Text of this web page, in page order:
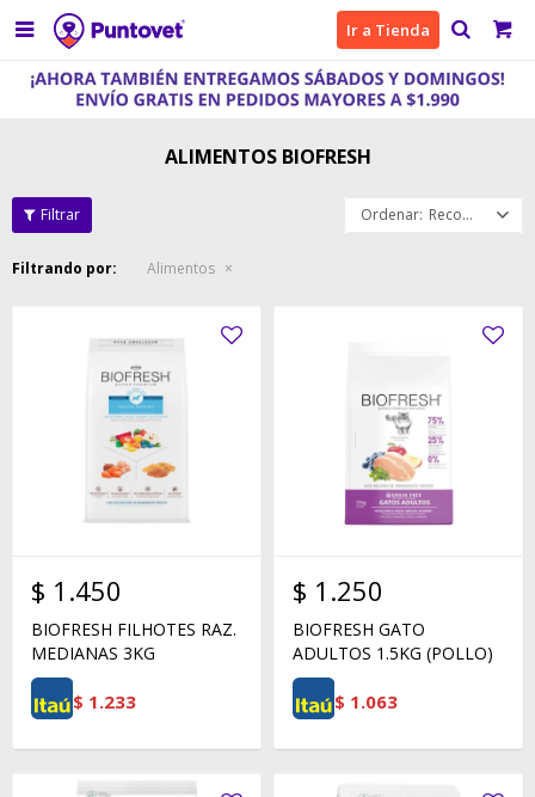
 Ir a Tienda
ALIMENTOS BIOFRESH
Recomendados
Filtrando por: Alimentos
$ 1.450
BIOFRESH FILHOTES RAZ.
MEDIANAS 3KG
$ 1.233
$ 1.250
BIOFRESH GATO
ADULTOS 1.5KG (POLLO)
$ 1.063